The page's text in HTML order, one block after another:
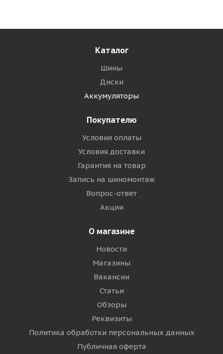
Каталог
Шины
Диски
Аккумуляторы
Покупателю
Условия оплаты
Условия доставки
Гарантия на товар
Запись на шиномонтаж
Вопрос-ответ
Акции
О магазине
Новости
Магазины
Вакансии
Статьи
Обзоры
Реквизиты
Политика обработки персональных данных
Публичная оферта